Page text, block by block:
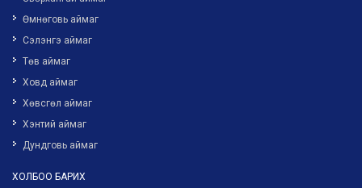
Өмнөговь аймаг
Сэлэнгэ аймаг
Төв аймаг
Ховд аймаг
Хөвсгөл аймаг
Хэнтий аймаг
Дундговь аймаг
ХОЛБОО БАРИХ